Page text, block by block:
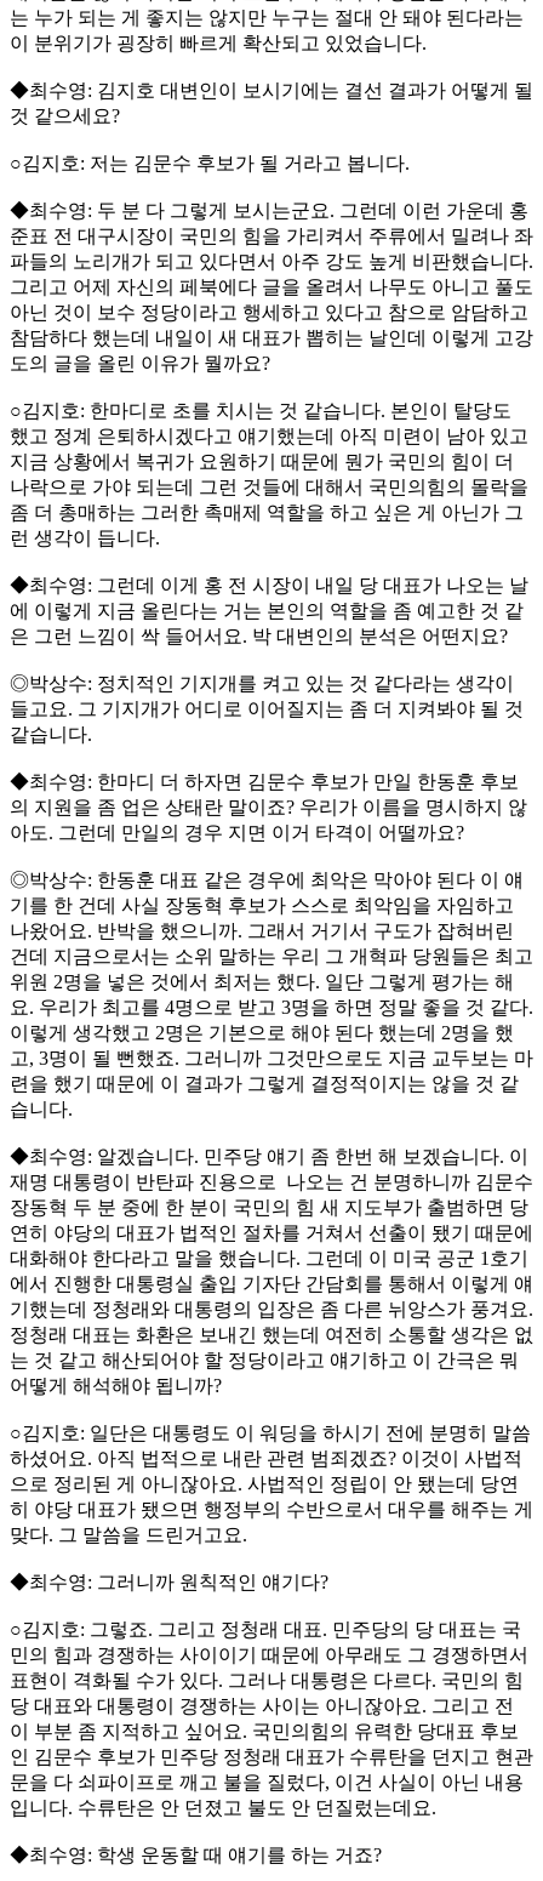
는 누가 되는 게 좋지는 않지만 누구는 절대 안 돼야 된다라는
이 분위기가 굉장히 빠르게 확산되고 있었습니다.
◆최수영: 김지호 대변인이 보시기에는 결선 결과가 어떻게 될
것 같으세요?
○김지호: 저는 김문수 후보가 될 거라고 봅니다.
◆최수영: 두 분 다 그렇게 보시는군요. 그런데 이런 가운데 홍
준표 전 대구시장이 국민의 힘을 가리켜서 주류에서 밀려나 좌
파들의 노리개가 되고 있다면서 아주 강도 높게 비판했습니다.
그리고 어제 자신의 페북에다 글을 올려서 나무도 아니고 풀도
아닌 것이 보수 정당이라고 행세하고 있다고 참으로 암담하고
참담하다 했는데 내일이 새 대표가 뽑히는 날인데 이렇게 고강
도의 글을 올린 이유가 뭘까요?
○김지호: 한마디로 초를 치시는 것 같습니다. 본인이 탈당도
했고 정계 은퇴하시겠다고 얘기했는데 아직 미련이 남아 있고
지금 상황에서 복귀가 요원하기 때문에 뭔가 국민의 힘이 더
나락으로 가야 되는데 그런 것들에 대해서 국민의힘의 몰락을
좀 더 총매하는 그러한 촉매제 역할을 하고 싶은 게 아닌가 그
런 생각이 듭니다.
◆최수영: 그런데 이게 홍 전 시장이 내일 당 대표가 나오는 날
에 이렇게 지금 올린다는 거는 본인의 역할을 좀 예고한 것 같
은 그런 느낌이 싹 들어서요. 박 대변인의 분석은 어떤지요?
◎박상수: 정치적인 기지개를 켜고 있는 것 같다라는 생각이
들고요. 그 기지개가 어디로 이어질지는 좀 더 지켜봐야 될 것
같습니다.
◆최수영: 한마디 더 하자면 김문수 후보가 만일 한동훈 후보
의 지원을 좀 업은 상태란 말이죠? 우리가 이름을 명시하지 않
아도. 그런데 만일의 경우 지면 이거 타격이 어떨까요?
◎박상수: 한동훈 대표 같은 경우에 최악은 막아야 된다 이 얘
기를 한 건데 사실 장동혁 후보가 스스로 최악임을 자임하고
나왔어요. 반박을 했으니까. 그래서 거기서 구도가 잡혀버린
건데 지금으로서는 소위 말하는 우리 그 개혁파 당원들은 최고
위원 2명을 넣은 것에서 최저는 했다. 일단 그렇게 평가는 해
요. 우리가 최고를 4명으로 받고 3명을 하면 정말 좋을 것 같다.
이렇게 생각했고 2명은 기본으로 해야 된다 했는데 2명을 했
고, 3명이 될 뻔했죠. 그러니까 그것만으로도 지금 교두보는 마
련을 했기 때문에 이 결과가 그렇게 결정적이지는 않을 것 같
습니다.
◆최수영: 알겠습니다. 민주당 얘기 좀 한번 해 보겠습니다. 이
재명 대통령이 반탄파 진용으로 나오는 건 분명하니까 김문수
장동혁 두 분 중에 한 분이 국민의 힘 새 지도부가 출범하면 당
연히 야당의 대표가 법적인 절차를 거쳐서 선출이 됐기 때문에
대화해야 한다라고 말을 했습니다. 그런데 이 미국 공군 1호기
에서 진행한 대통령실 출입 기자단 간담회를 통해서 이렇게 얘
기했는데 정청래와 대통령의 입장은 좀 다른 뉘앙스가 풍겨요.
정청래 대표는 화환은 보내긴 했는데 여전히 소통할 생각은 없
는 것 같고 해산되어야 할 정당이라고 얘기하고 이 간극은 뭐
어떻게 해석해야 됩니까?
○김지호: 일단은 대통령도 이 워딩을 하시기 전에 분명히 말씀
하셨어요. 아직 법적으로 내란 관련 범죄겠죠? 이것이 사법적
으로 정리된 게 아니잖아요. 사법적인 정립이 안 됐는데 당연
히 야당 대표가 됐으면 행정부의 수반으로서 대우를 해주는 게
맞다. 그 말씀을 드린거고요.
◆최수영: 그러니까 원칙적인 얘기다?
○김지호: 그렇죠. 그리고 정청래 대표. 민주당의 당 대표는 국
민의 힘과 경쟁하는 사이이기 때문에 아무래도 그 경쟁하면서
표현이 격화될 수가 있다. 그러나 대통령은 다르다. 국민의 힘
당 대표와 대통령이 경쟁하는 사이는 아니잖아요. 그리고 전
이 부분 좀 지적하고 싶어요. 국민의힘의 유력한 당대표 후보
인 김문수 후보가 민주당 정청래 대표가 수류탄을 던지고 현관
문을 다 쇠파이프로 깨고 불을 질렀다, 이건 사실이 아닌 내용
입니다. 수류탄은 안 던졌고 불도 안 던질렀는데요.
◆최수영: 학생 운동할 때 얘기를 하는 거죠?